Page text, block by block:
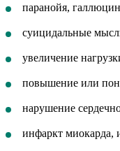
паранойя,
суицидальные
увеличение
повышение или
нарушение
инфаркт миокарда,